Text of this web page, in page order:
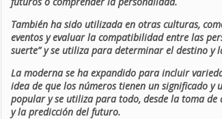
También ha sido utilizada en otras culturas,
eventos y evaluar la compatibilidad entre las
suerte” y se utiliza para determinar el destino y
La moderna se ha expandido para incluir
idea de que los números tienen un significado
popular y se utiliza para todo, desde la toma
y la predicción del futuro.